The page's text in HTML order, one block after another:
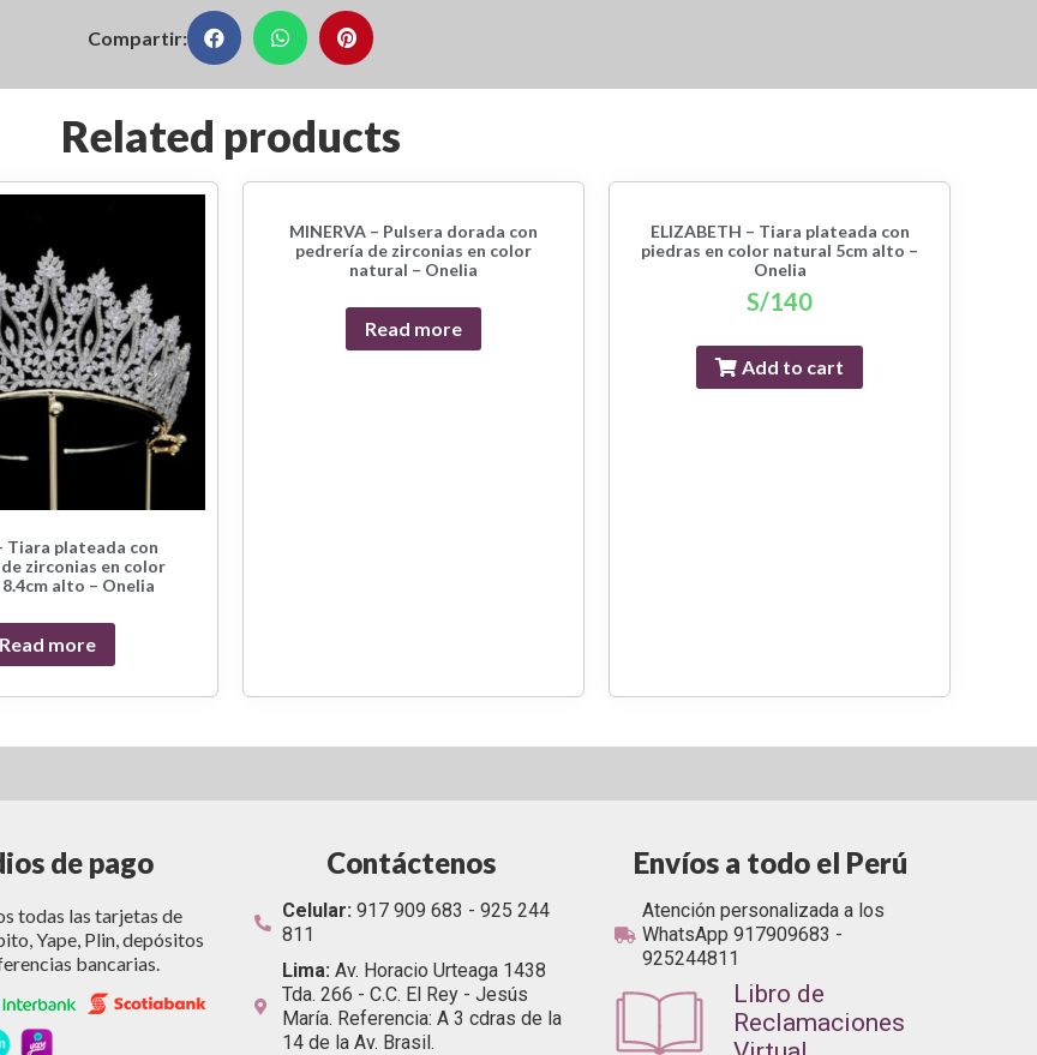
Compartir:
Related products
Tiara plateada con
zirconias en color
alto – Onelia
Read more
MINERVA – Pulsera dorada con
pedrería de zirconias en color
natural – Onelia
Read more
ELIZABETH – Tiara plateada con
piedras en color natural 5cm alto –
Onelia
S/140
Add to cart
de pago
todas las tarjetas de
Yape, Plin, depósitos
bancarias.
Contáctenos
Celular: 917 909 683 - 925 244
811
Lima: Av. Horacio Urteaga 1438
Tda. 266 - C.C. El Rey - Jesús
María. Referencia: A 3 cdras de la
14 de la Av. Brasil.
Envíos a todo el Perú
Atención personalizada a los
WhatsApp 917909683 -
925244811
Libro de
Reclamaciones